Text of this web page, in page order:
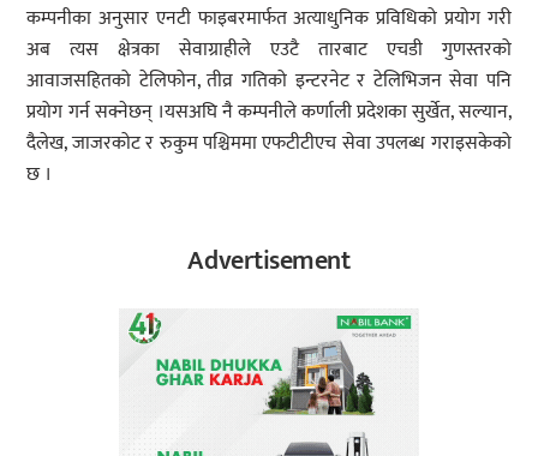
कम्पनीका अनुसार एनटी फाइबरमार्फत अत्याधुनिक प्रविधिको प्रयोग गरी
अब त्यस क्षेत्रका सेवाग्राहीले एउटै तारबाट एचडी गुणस्तरको
आवाजसहितको टेलिफोन, तीव्र गतिको इन्टरनेट र टेलिभिजन सेवा पनि
प्रयोग गर्न सक्नेछन् ।यसअघि नै कम्पनीले कर्णाली प्रदेशका सुर्खेत, सल्यान,
दैलेख, जाजरकोट र रुकुम पश्चिममा एफटीटीएच सेवा उपलब्ध गराइसकेको
छ ।
Advertisement